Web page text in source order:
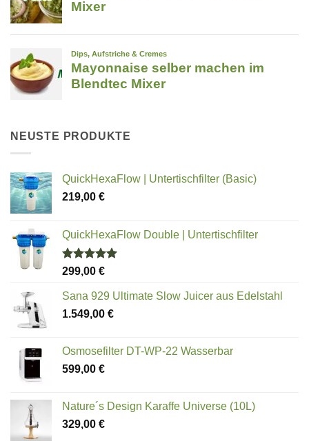
NEUSTE PRODUKTE
QuickHexaFlow | Untertischfilter (Basic)
219,00 €
QuickHexaFlow Double | Untertischfilter
Bewertet
von 5
299,00 €
Sana 929 Ultimate Slow Juicer aus Edelstahl
1.549,00 €
Osmosefilter DT-WP-22 Wasserbar
599,00 €
Nature´s Design Karaffe Universe (10L)
329,00 €